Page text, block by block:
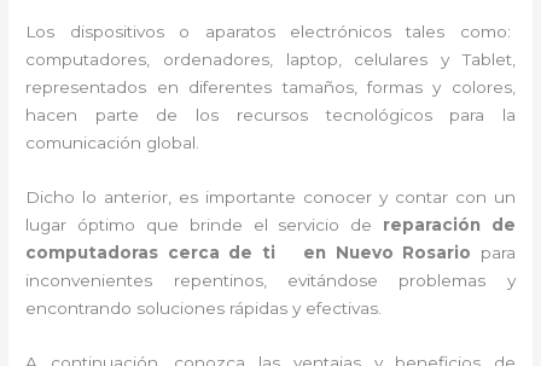
Los dispositivos o aparatos electrónicos tales como:
computadores, ordenadores, laptop, celulares y Tablet,
representados en diferentes tamaños, formas y colores,
hacen parte de los recursos tecnológicos para la
comunicación global.
Dicho lo anterior, es importante conocer y contar con un
lugar óptimo que brinde el servicio de reparación de
computadoras cerca de ti en Nuevo Rosario para
inconvenientes repentinos, evitándose problemas y
encontrando soluciones rápidas y efectivas.
A continuación, conozca las ventajas y beneficios de